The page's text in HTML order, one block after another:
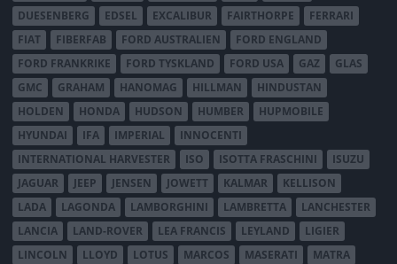
DUESENBERG
EDSEL EXCALIBUR FAIRTHORPE
FERRARI
FIAT
FIBERFAB FORD AUSTRALIEN
FORD ENGLAND
FORD FRANKRIKE
FORD TYSKLAND FORD USA GAZ
GLAS
GMC
GRAHAM HANOMAG HILLMAN
HINDUSTAN
HOLDEN
HONDA HUDSON HUMBER
HUPMOBILE
HYUNDAI
IFA IMPERIAL
INNOCENTI
INTERNATIONAL HARVESTER
ISO ISOTTA FRASCHINI
ISUZU
JAGUAR
JEEP JENSEN JOWETT KALMAR
KELLISON
LADA
LAGONDA LAMBORGHINI LAMBRETTA
LANCHESTER
LANCIA
LAND-ROVER LEA FRANCIS LEYLAND
LIGIER
LINCOLN
LLOYD LOTUS MARCOS MASERATI
MATRA